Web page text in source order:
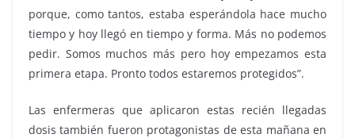
porque, como tantos, estaba esperándola hace mucho
tiempo y hoy llegó en tiempo y forma. Más no podemos
pedir. Somos muchos más pero hoy empezamos esta
primera etapa. Pronto todos estaremos protegidos”.
Las enfermeras que aplicaron estas recién llegadas
dosis también fueron protagonistas de esta mañana en